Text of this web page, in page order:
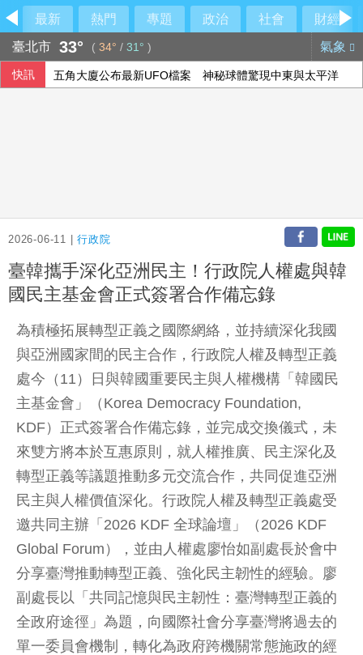
最新 熱門 專題 政治 社會
財經
臺北市 33° ( 34° / 31° ) 氣象
快訊 五角大廈公布最新UFO檔案 神秘球體驚現中東與太平洋
2026-06-11 |行政院
臺韓攜手深化亞洲民主！行政院人權處與韓
國民主基金會正式簽署合作備忘錄
為積極拓展轉型正義之國際網絡，並持續深化我國
與亞洲國家間的民主合作，行政院人權及轉型正義
處今（11）日與韓國重要民主與人權機構「韓國民
主基金會」（Korea Democracy Foundation,
KDF）正式簽署合作備忘錄，並完成交換儀式，未
來雙方將本於互惠原則，就人權推廣、民主深化及
轉型正義等議題推動多元交流合作，共同促進亞洲
民主與人權價值深化。行政院人權及轉型正義處受
邀共同主辦「2026 KDF 全球論壇」（2026 KDF
Global Forum），並由人權處廖怡如副處長於會中
分享臺灣推動轉型正義、強化民主韌性的經驗。廖
副處長以「共同記憶與民主韌性：臺灣轉型正義的
全政府途徑」為題，向國際社會分享臺灣將過去的
單一委員會機制，轉化為政府跨機關常態施政的經